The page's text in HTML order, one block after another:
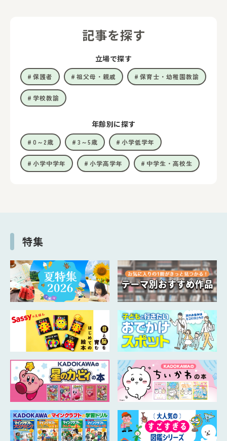
記事を探す
立場で探す
保護者 祖父母・親戚 保育士・幼稚園教諭
学校教諭
年齢別に探す
0～2歳 3～5歳 小学低学年
小学中学年 小学高学年 中学生・高校生
特集